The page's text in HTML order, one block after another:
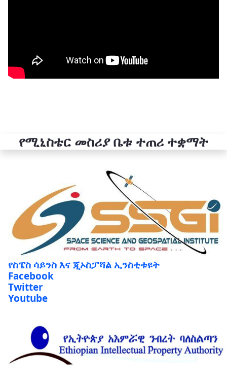
የሚኒስቴር መስሪያ ቤቱ ተጠሪ ተቋማት
የስፔስ ሳይንስ እና ጂኦስፓሻል ኢንስቲቱዩት
Facebook
Twitter
Youtube